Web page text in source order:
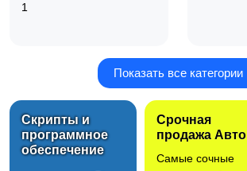
1
Рации
Показать все категории
Скрипты и
программное
обеспечение
Срочная
продажа Авто
Самые сочные